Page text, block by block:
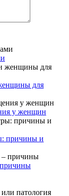
для
у женщин
причины и